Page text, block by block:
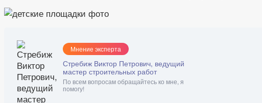
Мнение эксперта
Стребиж Виктор Петрович, ведущий
мастер строительных работ
По всем вопросам обращайтесь ко мне, я
помогу!